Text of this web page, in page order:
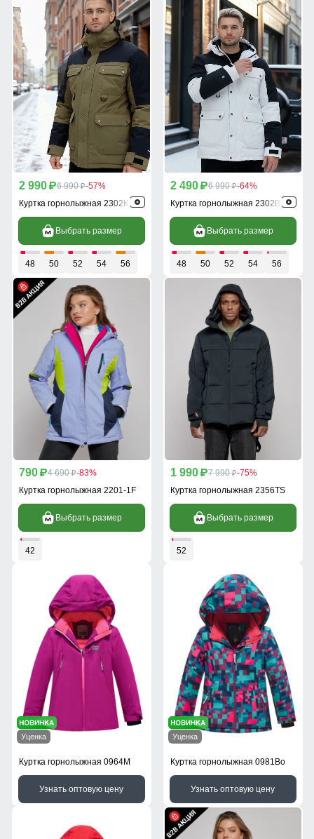
2 990 p6 990 p-57%
Куртка горнолыжная 2302Kh
Выбрать размер
48 50 52 54 56
2 490 p6 990 p-64%
Куртка горнолыжная 2302Bl
Выбрать размер
48 50 52 54 56
790 p4 690 p-83%
Куртка горнолыжная 2201-1F
Выбрать размер
42
1 990 p7 990 p-75%
Куртка горнолыжная 2356TS
Выбрать размер
52
Уценка
Куртка горнолыжная 0964M
Узнать оптовую цену
Уценка
Куртка горнолыжная 0981Bo
Узнать оптовую цену